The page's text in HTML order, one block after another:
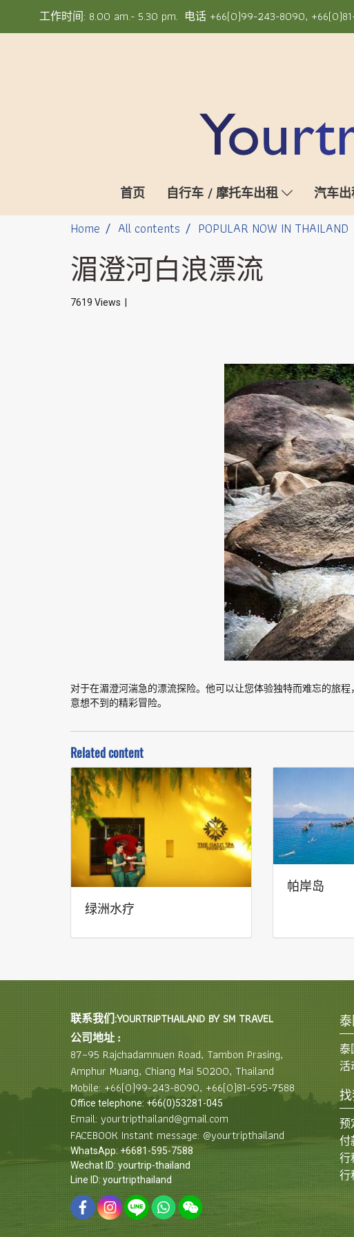
工作时间: 8.00 am.- 5.30 pm. 电话 +66(0)99-243-8090,
首页 自行车 / 摩托车出租 汽车
Home
All contents POPULAR NOW IN THAILAND
湄澄河白浪漂流
7619 Views
对于在湄澄河湍急的漂流探险。他可以让您体验独特而难忘的旅
意想不到的精彩冒险。
Related content
绿洲水疗
帕岸岛
联系我们:YOURTRIPTHAILAND BY SM TRAVEL
公司地址 :
87–95 Rajchadamnuen Road, Tambon Prasing,
Amphur Muang, Chiang Mai 50200, Thailand
Mobile: +66(0)99-243-8090, +66(0)81-595-7588
Office telephone: +66(0)53281-045
Email: yourtripthailand@gmail.com
FACEBOOK Instant message: @yourtripthailand
WhatsApp: +6681-595-7588
Wechat ID: yourtrip-thailand
Line ID: yourtripthailand
泰
预
付
行
行